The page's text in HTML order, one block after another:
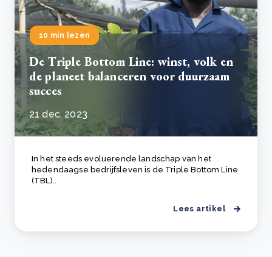
10 min lezen
De Triple Bottom Line: winst, volk en
de planeet balanceren voor duurzaam
succes
21 dec, 2023
In het steeds evoluerende landschap van het
hedendaagse bedrijfsleven is de Triple Bottom Line
(TBL)..
Lees artikel